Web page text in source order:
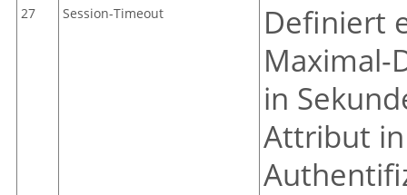
27 Session-Timeout
Definiert
Maximal-
in
Attribut